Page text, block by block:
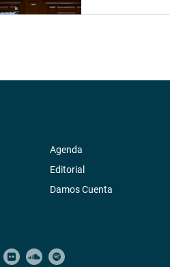
Agenda
Editorial
Damos Cuenta